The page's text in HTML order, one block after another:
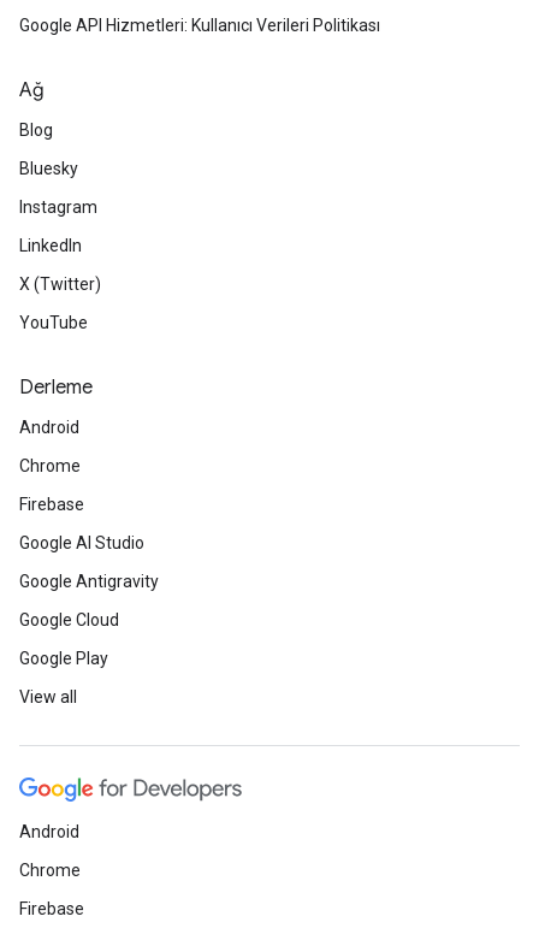
Google API Hizmetleri: Kullanıcı Verileri Politikası
Ağ
Blog
Bluesky
Instagram
LinkedIn
X (Twitter)
YouTube
Derleme
Android
Chrome
Firebase
Google AI Studio
Google Antigravity
Google Cloud
Google Play
View all
Android
Chrome
Firebase